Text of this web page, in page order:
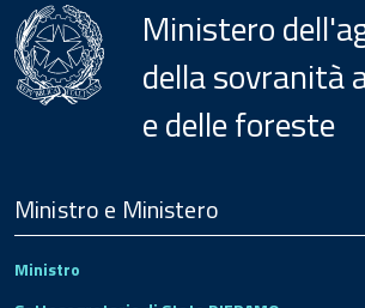
Ministero
della sovranità
e delle foreste
Footer
Ministro e Ministero
Ministro